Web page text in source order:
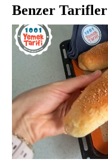
Benzer Tarifler